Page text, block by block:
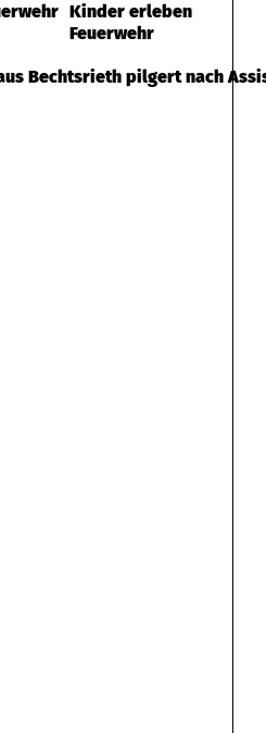
Kinder erleben
Feuerwehr